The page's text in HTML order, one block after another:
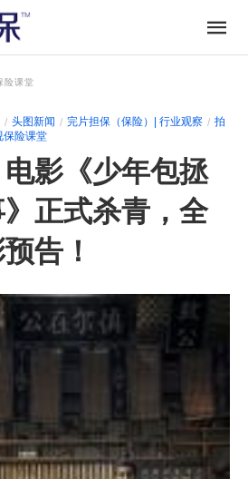
险课堂
头图新闻 完片担保（保险）| 行业观察
拍
保险课堂
影《少年包拯
正式杀青，全
告！